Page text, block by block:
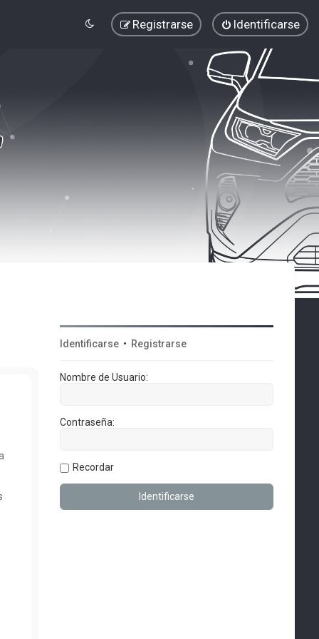
Identificarse
Registrarse
Identificarse • Registrarse
Nombre de Usuario:
Contraseña:
Recordar